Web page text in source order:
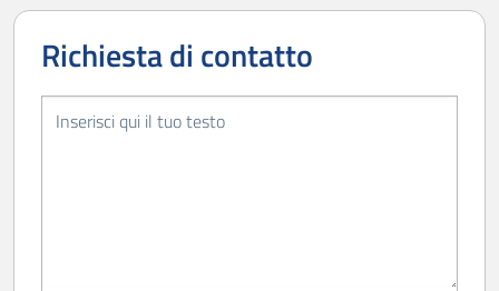
Richiesta di contatto
Richiesta di contatto message